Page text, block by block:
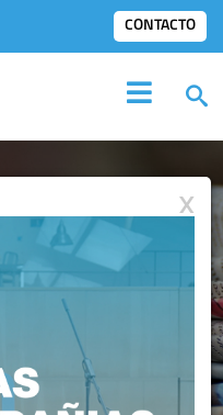
CONTACTO
X